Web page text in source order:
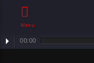
Menu
00:00 track :